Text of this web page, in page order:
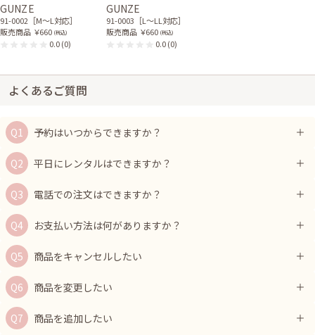
GUNZE
91-0002［M〜L対応］
販売商品 ￥660 (税込)
0.0(0)
GUNZE
91-0003［L〜LL対応］
販売商品 ￥660 (税込)
0.0(0)
よくあるご質問
予約はいつからできますか？
平日にレンタルはできますか？
電話での注文はできますか？
お支払い方法は何がありますか？
商品をキャンセルしたい
商品を変更したい
商品を追加したい